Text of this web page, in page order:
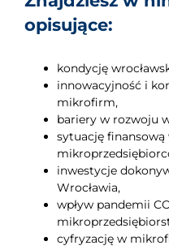
opisujące:
kondycję
innowacyjność i
mikrofirm,
bariery w rozwoju
sytuację finansową
inwestycje
Wrocławia,
wpływ pandemii
cyfryzację w